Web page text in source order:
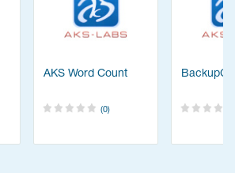
AKS Word Count
(0)